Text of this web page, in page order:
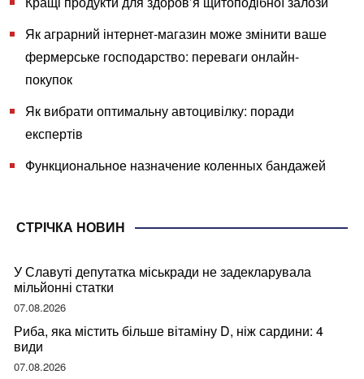
Як аграрний інтернет-магазин може змінити ваше
фермерське господарство: переваги онлайн-
покупок
Як вибрати оптимальну автоцивілку: поради
експертів
Функциональное назначение коленных бандажей
СТРІЧКА НОВИН
У Славуті депутатка міськради не задекларувала
мільйонні статки
07.08.2026
Риба, яка містить більше вітаміну D, ніж сардини: 4
види
07.08.2026